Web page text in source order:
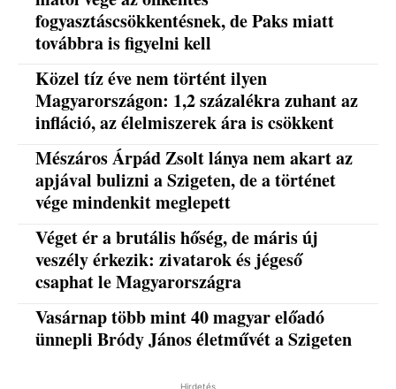
fogyasztáscsökkentésnek, de Paks miatt
továbbra is figyelni kell
Közel tíz éve nem történt ilyen
Magyarországon: 1,2 százalékra zuhant az
infláció, az élelmiszerek ára is csökkent
Mészáros Árpád Zsolt lánya nem akart az
apjával bulizni a Szigeten, de a történet
vége mindenkit meglepett
Véget ér a brutális hőség, de máris új
veszély érkezik: zivatarok és jégeső
csaphat le Magyarországra
Vasárnap több mint 40 magyar előadó
ünnepli Bródy János életművét a Szigeten
Hirdetés